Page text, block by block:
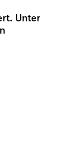
Unter